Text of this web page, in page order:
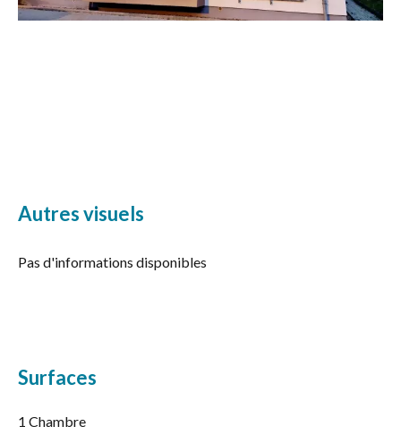
Autres visuels
Pas d'informations disponibles
Surfaces
1 Chambre